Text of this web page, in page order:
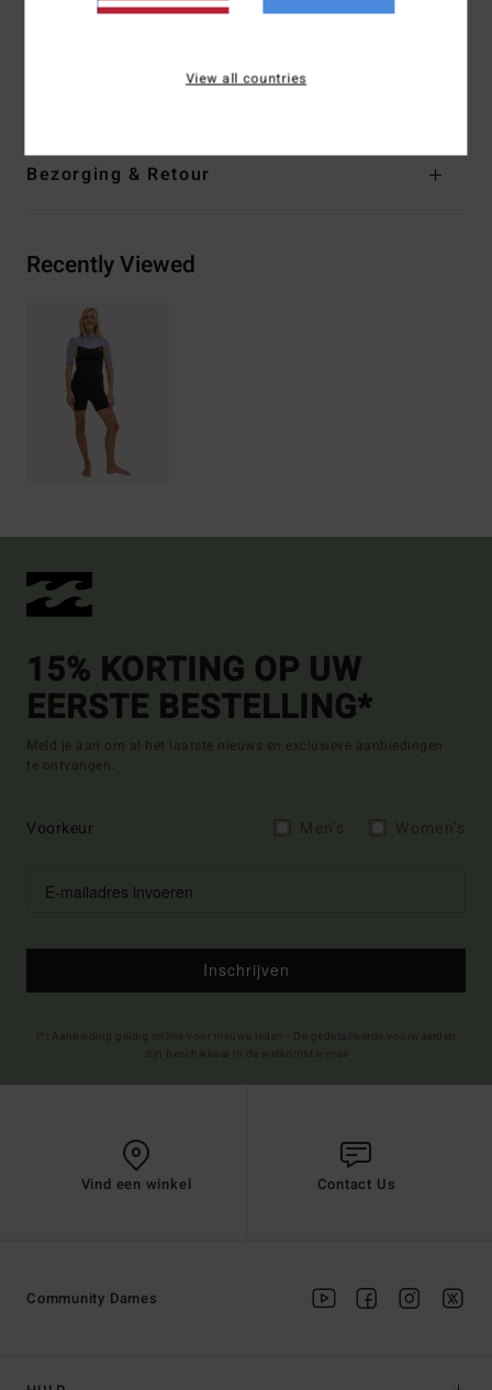
Naden met flatlockstiksels - zacht, flexibel en duurzaam
13% gerecycled elastaan
Bezorging & Retour
Recently Viewed
15% KORTING OP UW
EERSTE BESTELLING*
Meld je aan om al het laatste nieuws en exclusieve aanbiedingen
te ontvangen.
Voorkeur
Inschrijven
Vind een winkel Contact Us
Community Dames
View all countries